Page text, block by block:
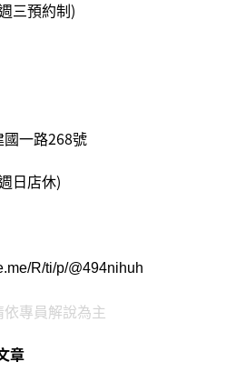
三預約制)
一路268號
日店休)
R/ti/p/@494nihuh
專員解說為主
章